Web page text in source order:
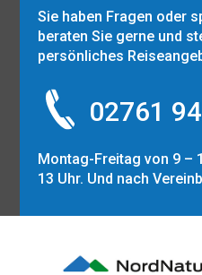
Sie haben Fragen oder
beraten Sie gerne und
persönliches
02761
Montag-Freitag von 9 –
13 Uhr. Und nach